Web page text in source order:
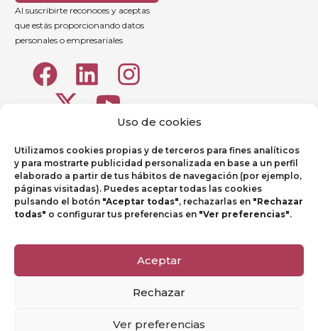
Uso de cookies
Utilizamos cookies propias y de terceros para fines analíticos
y para mostrarte publicidad personalizada en base a un perfil
elaborado a partir de tus hábitos de navegación (por ejemplo,
páginas visitadas). Puedes aceptar todas las cookies
pulsando el botón "Aceptar todas", rechazarlas en "Rechazar
todas" o configurar tus preferencias en "Ver preferencias".
Aceptar
Rechazar
Ver preferencias
Al suscribirte reconoces y aceptas
que estás proporcionando datos
personales o empresariales
Aviso legal
Política de Privacidad
Política de Cookies